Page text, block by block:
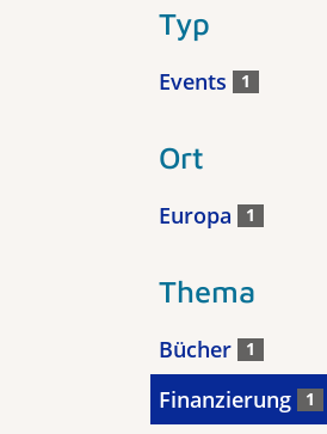
Typ
Events 1
Ort
Europa 1
Thema
Bücher 1
Finanzierung 1